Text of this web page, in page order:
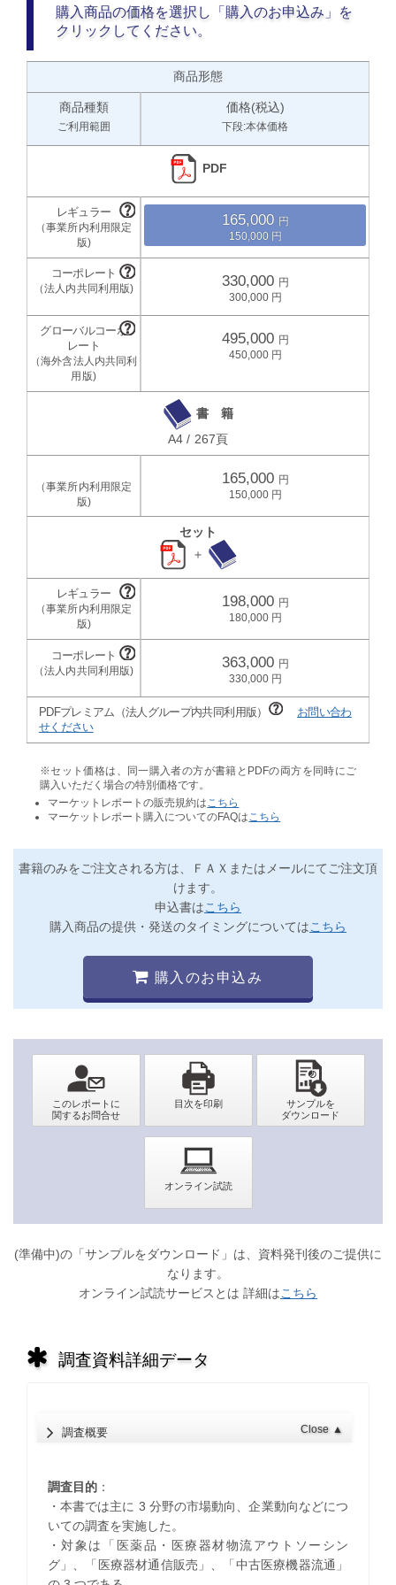
購入商品の価格を選択し「購入のお申込み」を
クリックしてください。
商品形態
商品種類
ご利用範囲
価格(税込)
下段:本体価格
PDF
165,000
150,000
330,000
300,000
495,000
450,000
書 籍
A4 / 267頁
165,000
150,000
セット
＋
198,000
180,000
363,000
330,000
PDFプレミアム（法人グループ内共同利用版）
お問い合わ
せください
※セット価格は、同一購入者の方が書籍とPDFの両方を同時にご
購入いただく場合の特別価格です。
マーケットレポートの販売規約は こちら
マーケットレポート購入についてのFAQは こちら
書籍のみをご注文される方は、ＦＡＸまたはメールにてご注文頂
けます。
申込書はこちら
購入商品の提供・発送のタイミングについてはこちら
購入のお申込み
(準備中)の「サンプルをダウンロード」は、資料発刊後のご提供に
なります。
オンライン試読サービスとは 詳細はこちら
調査資料詳細データ
調査概要 Close ▲
調査目的：
・本書では主に 3 分野の市場動向、企業動向などにつ
いての調査を実施した。
・対象は「医薬品・医療器材物流アウトソーシン
グ」、「医療器材通信販売」、「中古医療機器流通」